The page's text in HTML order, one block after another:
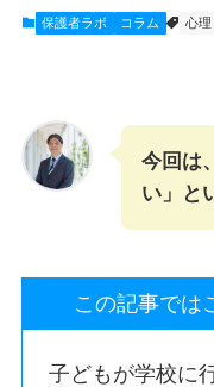
保護者ラボ コラム 心
今回は
い」と
この記事では
子どもが学校に